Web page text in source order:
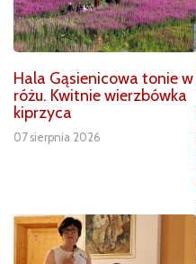
Hala Gąsienicowa tonie w
różu. Kwitnie wierzbówka
kiprzyca
07 sierpnia 2026